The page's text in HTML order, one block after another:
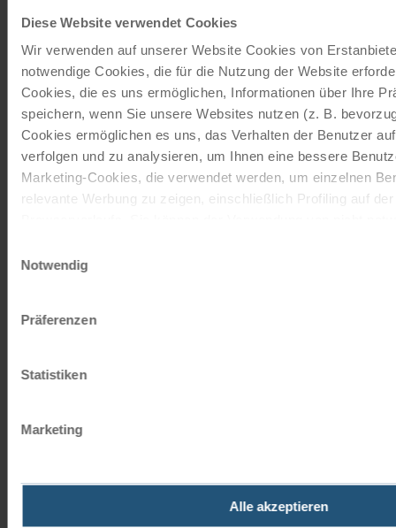
Diese Website verwendet Cookies
Wir verwenden auf unserer Website Cookies von
notwendige Cookies, die für die Nutzung der Website
Cookies, die es uns ermöglichen, Informationen über Ihre
speichern, wenn Sie unsere Websites nutzen (z. B.
Cookies ermöglichen es uns, das Verhalten der Benutzer
verfolgen und zu analysieren, um Ihnen eine bessere
Marketing-Cookies, die verwendet werden, um einzelnen
relevante Werbung zu zeigen, einschließlich Profiling auf
entscheiden, nur notwendige Cookies zu verwenden, indem
Impressum
Notwendig
Präferenzen
Statistiken
Marketing
Alle akzeptieren
Küstenstraßen.
Während Ihrer
Radreise Kroatien erleben Sie:
ruhige Nebenstraßen mit Meerblick
schattige Pinienwälder
idyllische Badebuchten
charmante Fischerdörfer
Kulinarisch überzeugt die Region mit frischem Fisch,
Radreisen in der Kvarner Bucht besonders attraktiv.
Küstenradweg
Süddalmatien rund um Split bietet ideale Bedingungen
häufig den Ausgangspunkt für Touren auf die Inseln
Küstenabschnitte prägen das Landschaftsbild. Die gut